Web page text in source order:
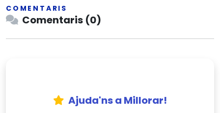
COMENTARIS
Comentaris (0)
Ajuda'ns a Millorar!